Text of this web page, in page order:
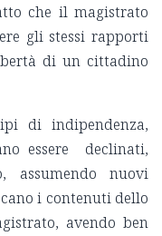
che il magistrato
gli stessi rapporti
di un cittadino
di indipendenza,
essere declinati,
assumendo nuovi
i contenuti dello
avendo ben